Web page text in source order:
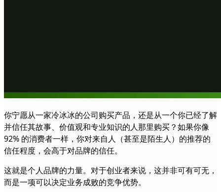
你宁愿从一家冷冰冰的公司购买产品，还是从一个你已经了解
并信任其故事、价值观和专业知识的人那里购买？如果你像
92% 的消费者一样，你对来自人（甚至是陌生人）的推荐的
信任程度，会高于对品牌的信任。
这就是个人品牌的力量。对于创业者来说，这并非可有可无，
而是一项可以决定业务成败的竞争优势。